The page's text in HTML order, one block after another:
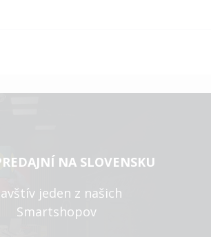
NA SLOVENSKU
jeden z našich
Smartshopov